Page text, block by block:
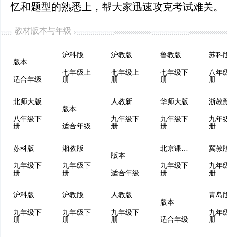
忆和题型的熟悉上，帮大家迅速攻克考试难关。
教材版本与年级
版本
适合年级
沪科版
七年级上
册
沪教版
七年级上
册
七年级下
册
苏科
八年
册
北师大版
八年级下
册
版本
适合年级
九年级下
册
华师大版
九年级下
册
浙教
九年
册
苏科版
九年级下
册
湘教版
九年级下
册
版本
适合年级
北京课改版
九年级下
册
冀教
九年
册
沪科版
九年级下
册
沪教版
九年级下
册
九年级下
册
版本
适合年级
青岛
九年
册